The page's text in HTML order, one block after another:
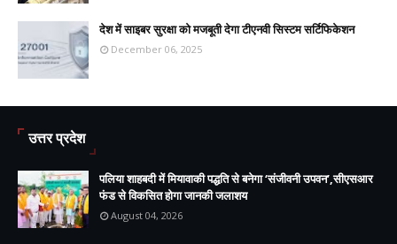
देश में साइबर सुरक्षा को मजबूती देगा टीएनवी सिस्टम सर्टिफिकेशन
December 06, 2025
उत्तर प्रदेश
पलिया शाहबदी में मियावाकी पद्धति से बनेगा ‘संजीवनी उपवन’,सीएसआर
फंड से विकसित होगा जानकी जलाशय
August 04, 2026